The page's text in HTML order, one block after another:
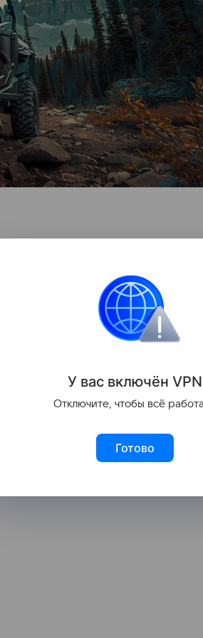
сенаторами Андреем
за поправки сразу
два федеральных закона:
движения».
попадают внедорожники
как раз и входят популярные
У вас включён VPN
Отключите, чтобы всё
Готово